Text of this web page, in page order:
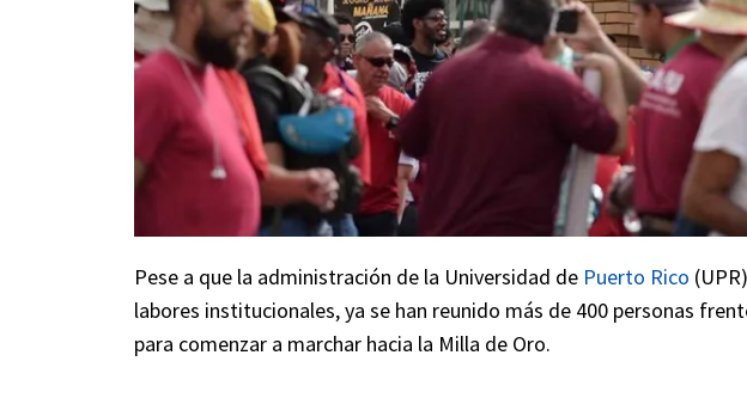
Pese a que la administración de la Universidad de Puerto Rico
labores institucionales, ya se han reunido más de 400 personas
para comenzar a marchar hacia la Milla de Oro.